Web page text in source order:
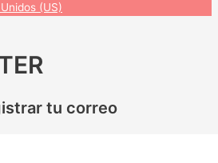
(US)
tu correo